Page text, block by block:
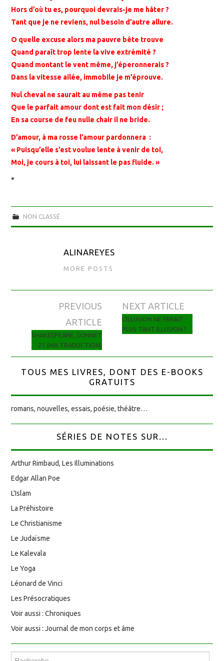
Hors d’où tu es, pourquoi devrais-je me hâter ?
Tant que je ne reviens, nul besoin d’autre allure.
O quelle excuse alors ma pauvre bête trouve
Quand paraît trop lente la vive extrémité ?
Quand montant le vent même, j’éperonnerais ?
Dans la vitesse ailée, immobile je m’éprouve.
Nul cheval ne saurait au même pas tenir
Que le parfait amour dont est fait mon désir ;
En sa course de feu nulle chair il ne bride.
D’amour, à ma rosse l’amour pardonnera :
« Puisqu’elle s’est voulue lente à venir de toi,
Moi, je cours à toi, lui laissant le pas fluide. »
*
NON CLASSÉ
ALINAREYES
MORE POSTS
Navigation des articles
PREVIOUS
ARTICLE
SHAKESPEARE, SONNET
21 (MA TRADUCTION)
NEXT ARTICLE
L’ILLUSION NE FERAIT
PLUS TANT ILLUSION ?
TOUS MES LIVRES, DONT DES E-BOOKS
GRATUITS
romans, nouvelles, essais, poésie, théâtre…
SÉRIES DE NOTES SUR...
Arthur Rimbaud, Les Illuminations
Edgar Allan Poe
L'Islam
La Préhistoire
Le Christianisme
Le Judaïsme
Le Kalevala
Le Yoga
Léonard de Vinci
Les Présocratiques
Voir aussi : Chroniques
Voir aussi : Journal de mon corps et âme
Rechercher :